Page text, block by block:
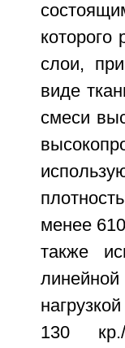
слои,
виде
смеси
менее
также
линейной
130